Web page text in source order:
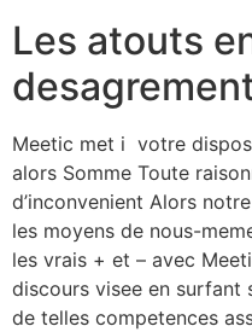
Les atouts
Meetic met i votre
alors Somme Toute
d’inconvenient Alors
les moyens de nous-
les vrais + et – avec
discours visee en surfant
de telles competences